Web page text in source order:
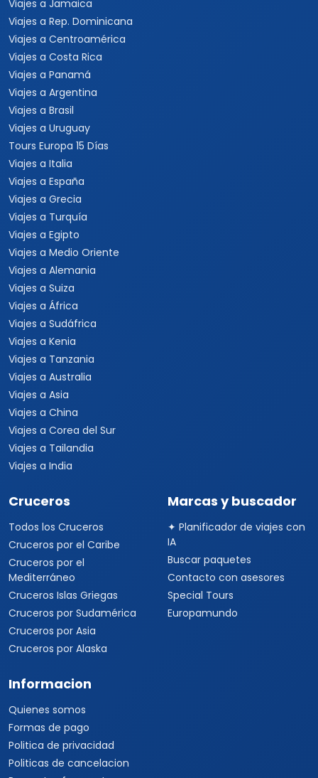
Viajes a Jamaica
Viajes a Rep. Dominicana
Viajes a Centroamérica
Viajes a Costa Rica
Viajes a Panamá
Viajes a Argentina
Viajes a Brasil
Viajes a Uruguay
Tours Europa 15 Días
Viajes a Italia
Viajes a España
Viajes a Grecia
Viajes a Turquía
Viajes a Egipto
Viajes a Medio Oriente
Viajes a Alemania
Viajes a Suiza
Viajes a África
Viajes a Sudáfrica
Viajes a Kenia
Viajes a Tanzania
Viajes a Australia
Viajes a Asia
Viajes a China
Viajes a Corea del Sur
Viajes a Tailandia
Viajes a India
Cruceros
Todos los Cruceros
Cruceros por el Caribe
Cruceros por el
Mediterráneo
Cruceros Islas Griegas
Cruceros por Sudamérica
Cruceros por Asia
Cruceros por Alaska
Marcas y buscador
✦ Planificador de viajes con
IA
Buscar paquetes
Contacto con asesores
Special Tours
Europamundo
Informacion
Quienes somos
Formas de pago
Politica de privacidad
Politicas de cancelacion